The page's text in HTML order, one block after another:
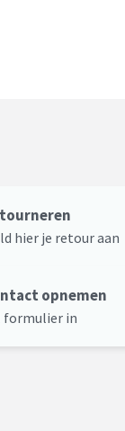
hier je retour aan
opnemen
formulier in